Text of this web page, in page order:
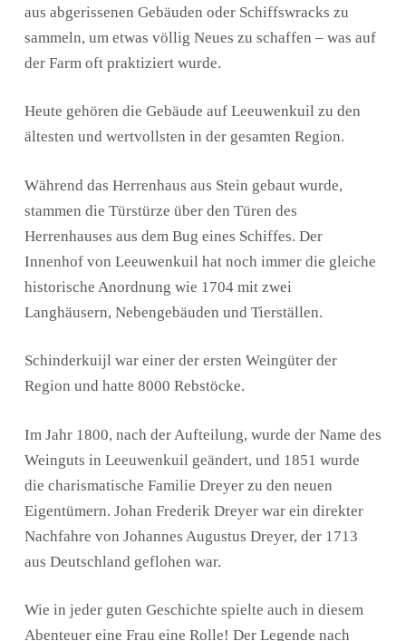
aus abgerissenen Gebäuden oder Schiffswracks zu
sammeln, um etwas völlig Neues zu schaffen – was auf
der Farm oft praktiziert wurde.
Heute gehören die Gebäude auf Leeuwenkuil zu den
ältesten und wertvollsten in der gesamten Region.
Während das Herrenhaus aus Stein gebaut wurde,
stammen die Türstürze über den Türen des
Herrenhauses aus dem Bug eines Schiffes. Der
Innenhof von Leeuwenkuil hat noch immer die gleiche
historische Anordnung wie 1704 mit zwei
Langhäusern, Nebengebäuden und Tierställen.
Schinderkuijl war einer der ersten Weingüter der
Region und hatte 8000 Rebstöcke.
Im Jahr 1800, nach der Aufteilung, wurde der Name des
Weinguts in Leeuwenkuil geändert, und 1851 wurde
die charismatische Familie Dreyer zu den neuen
Eigentümern. Johan Frederik Dreyer war ein direkter
Nachfahre von Johannes Augustus Dreyer, der 1713
aus Deutschland geflohen war.
Wie in jeder guten Geschichte spielte auch in diesem
Abenteuer eine Frau eine Rolle! Der Legende nach